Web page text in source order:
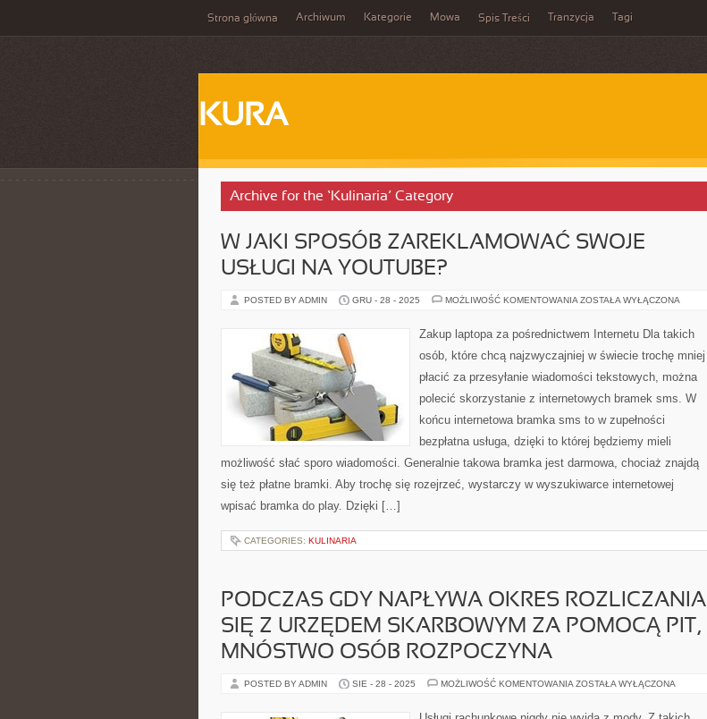
Strona główna Archiwum Kategorie Mowa Spis Treści Tranzycja Tagi
KURA
Archive for the ‘Kulinaria’ Category
W JAKI SPOSÓB ZAREKLAMOWAĆ SWOJE
USŁUGI NA YOUTUBE?
POSTED BY ADMIN GRU - 28 - 2025 MOŻLIWOŚĆ KOMENTOWANIA W
ZAREKLAMOWAĆ
SWOJE
NA
ZOSTAŁA WYŁĄCZONA
Zakup laptopa za pośrednictwem Internetu Dla takich
osób, które chcą najzwyczajniej w świecie trochę mniej
płacić za przesyłanie wiadomości tekstowych, można
polecić skorzystanie z internetowych bramek sms. W
końcu internetowa bramka sms to w zupełności
bezpłatna usługa, dzięki to której będziemy mieli
możliwość słać sporo wiadomości. Generalnie takowa bramka jest darmowa, chociaż znajdą
się też płatne bramki. Aby trochę się rozejrzeć, wystarczy w wyszukiwarce internetowej
wpisać bramka do play. Dzięki […]
CATEGORIES: KULINARIA
PODCZAS GDY NAPŁYWA OKRES ROZLICZANIA
SIĘ Z URZĘDEM SKARBOWYM ZA POMOCĄ PIT,
MNÓSTWO OSÓB ROZPOCZYNA
POSTED BY ADMIN SIE - 28 - 2025 MOŻLIWOŚĆ KOMENTOWANIA PODCZAS
OKRES
ZOSTAŁA WYŁĄCZONA